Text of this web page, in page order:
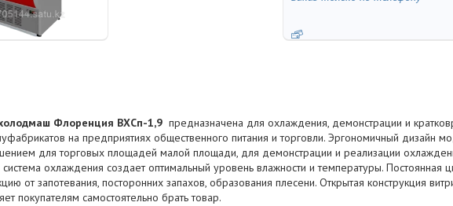
Флоренция ВХСп-1,9 предназначена для охлаждения, демонстрации и
на предприятиях общественного питания и торговли. Эргономичный дизайн
для торговых площадей малой площади, для демонстрации и реализации
охлаждения создает оптимальный уровень влажности и температуры. Постоянная
от запотевания, посторонних запахов, образования плесени. Открытая конструкция
покупателям самостоятельно брать товар.